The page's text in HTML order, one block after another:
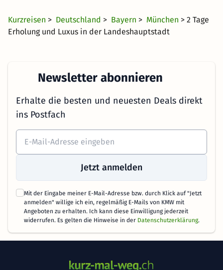
Kurzreisen > Deutschland > Bayern > München > 2 Tage
Erholung und Luxus in der Landeshauptstadt
Newsletter abonnieren
Erhalte die besten und neuesten Deals direkt
ins Postfach
Jetzt anmelden
Mit der Eingabe meiner E-Mail-Adresse bzw. durch Klick auf "Jetzt
anmelden" willige ich ein, regelmäßig E-Mails von KMW mit
Angeboten zu erhalten. Ich kann diese Einwilligung jederzeit
widerrufen. Es gelten die Hinweise in der Datenschutzerklärung.